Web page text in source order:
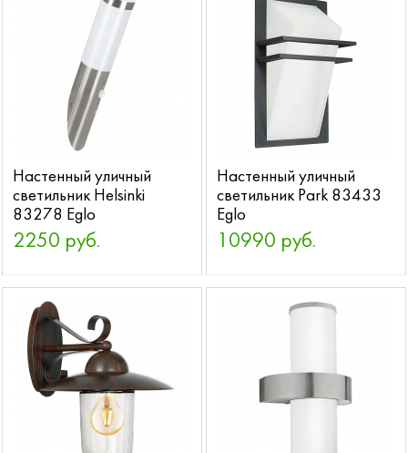
Настенный уличный
светильник Helsinki
83278 Eglo
2250 руб.
Настенный уличный
светильник Park 83433
Eglo
10990 руб.